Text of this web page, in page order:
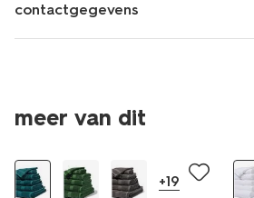
contactgegevens
meer van dit
+19